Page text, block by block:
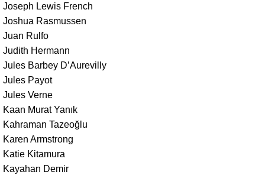
Joseph Lewis French
Joshua Rasmussen
Juan Rulfo
Judith Hermann
Jules Barbey D’Aurevilly
Jules Payot
Jules Verne
Kaan Murat Yanık
Kahraman Tazeoğlu
Karen Armstrong
Katie Kitamura
Kayahan Demir